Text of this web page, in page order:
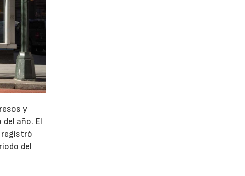
y
año. El
registró
del